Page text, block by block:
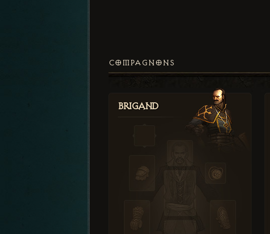
COMPAGNONS
Brigand